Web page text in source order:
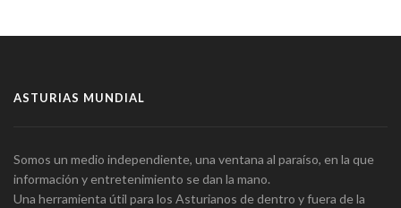
ASTURIAS MUNDIAL
Somos un medio independiente, una ventana al paraíso, en la que
información y entretenimiento se dan la mano.
Una herramienta útil para los Asturianos de dentro y fuera de la